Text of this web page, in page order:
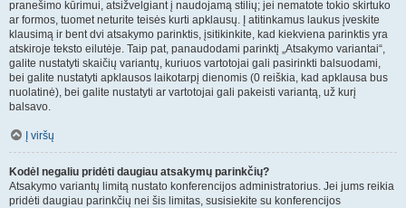
pranešimo kūrimui, atsižvelgiant į naudojamą stilių; jei nematote tokio skirtuko
ar formos, tuomet neturite teisės kurti apklausų. Į atitinkamus laukus įveskite
klausimą ir bent dvi atsakymo parinktis, įsitikinkite, kad kiekviena parinktis yra
atskiroje teksto eilutėje. Taip pat, panaudodami parinktį „Atsakymo variantai“,
galite nustatyti skaičių variantų, kuriuos vartotojai gali pasirinkti balsuodami,
bei galite nustatyti apklausos laikotarpį dienomis (0 reiškia, kad apklausa bus
nuolatinė), bei galite nustatyti ar vartotojai gali pakeisti variantą, už kurį
balsavo.
Į viršų
Kodėl negaliu pridėti daugiau atsakymų parinkčių?
Atsakymo variantų limitą nustato konferencijos administratorius. Jei jums reikia
pridėti daugiau parinkčių nei šis limitas, susisiekite su konferencijos